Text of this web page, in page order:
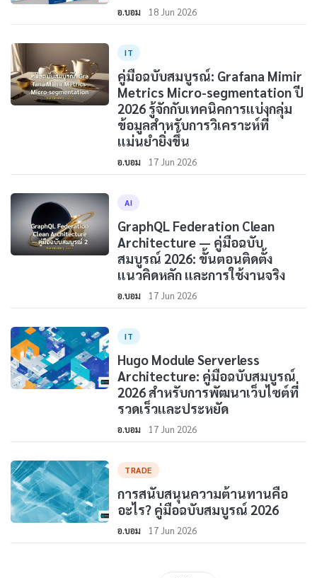
อ.บอม 18 Jun 2026
IT
คู่มือฉบับสมบูรณ์: Grafana Mimir
Metrics Micro-segmentation ปี
2026 รู้จักกับเทคนิคการแบ่งกลุ่ม
ข้อมูลสำหรับการวิเคราะห์ที่
แม่นยำยิ่งขึ้น
อ.บอม 17 Jun 2026
AI
GraphQL Federation Clean
Architecture — คู่มือฉบับ
สมบูรณ์ 2026: ขั้นตอนติดตั้ง
แนวคิดหลัก และการใช้งานจริง
อ.บอม 17 Jun 2026
IT
Hugo Module Serverless
Architecture: คู่มือฉบับสมบูรณ์
2026 สำหรับการพัฒนาเว็บไซต์ที่
รวดเร็วและประหยัด
อ.บอม 17 Jun 2026
TRADE
การสนับสนุนความต้านทานคือ
อะไร? คู่มือฉบับสมบูรณ์ 2026
อ.บอม 17 Jun 2026